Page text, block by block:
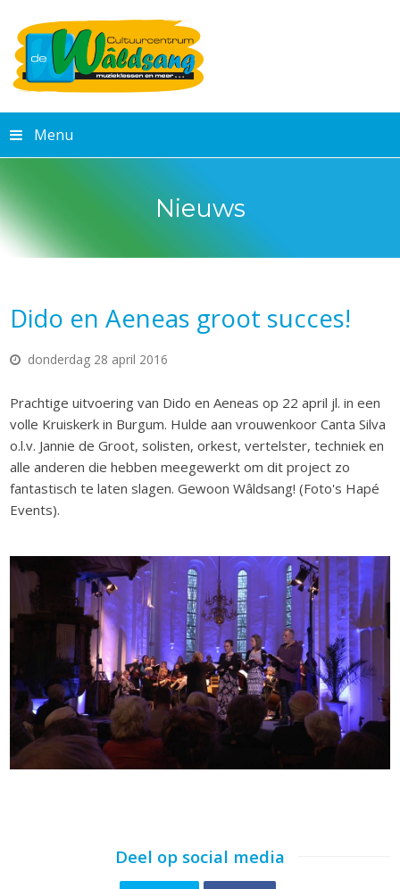
Menu
Nieuws
Dido en Aeneas groot succes!
donderdag 28 april 2016
Prachtige uitvoering van Dido en Aeneas op 22 april jl. in een
volle Kruiskerk in Burgum. Hulde aan vrouwenkoor Canta Silva
o.l.v. Jannie de Groot, solisten, orkest, vertelster, techniek en
alle anderen die hebben meegewerkt om dit project zo
fantastisch te laten slagen. Gewoon Wâldsang! (Foto's Hapé
Events).
Deel op social media